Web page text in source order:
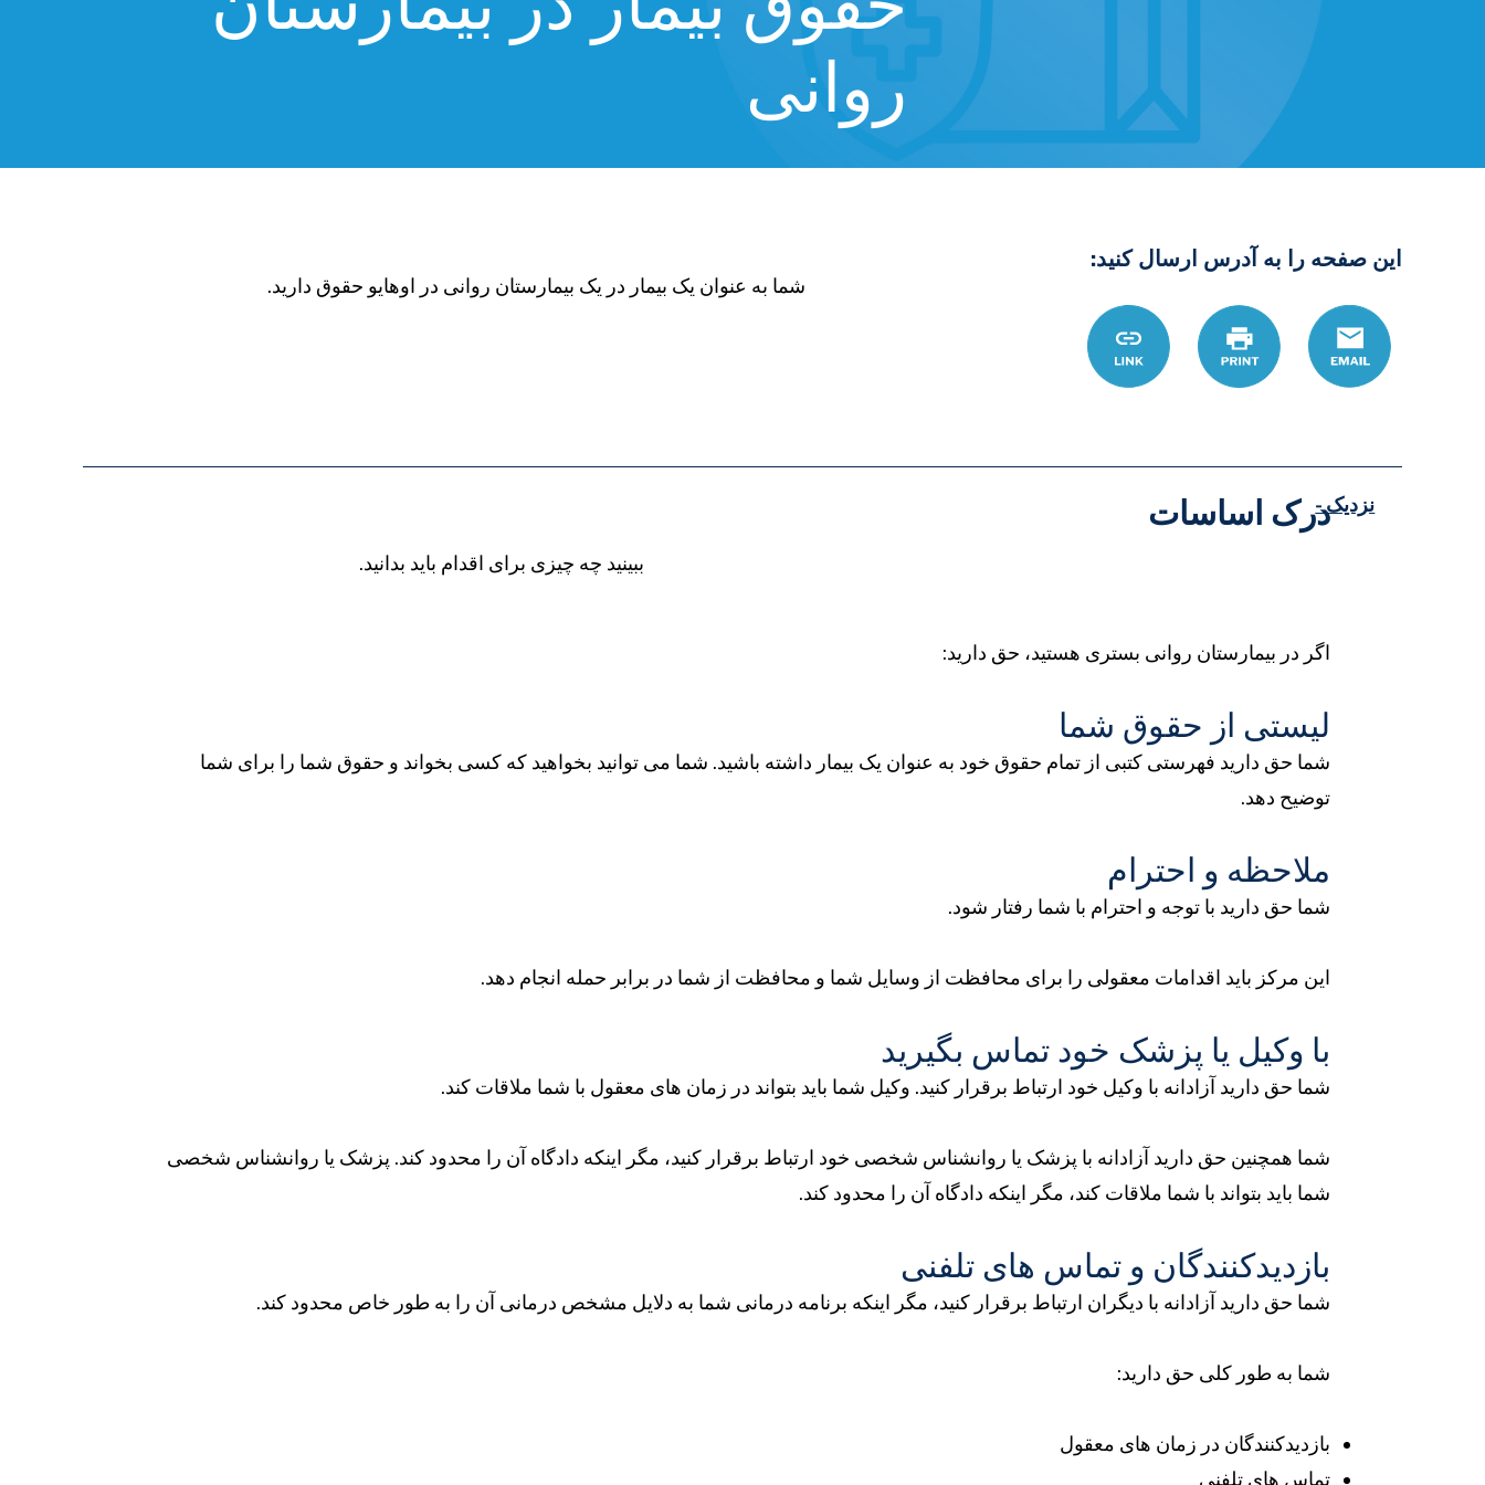
روانی
شما به عنوان یک بیمار در یک بیمارستان روانی در اوهایو حقوق دارید.
این صفحه را به آدرس ارسال کنید:
Email چاپ
%D8%A8%DB%8C%D9%85%D8%A7%D8%B1%D8%B3%D8%AA%D8%A7%D9%86-
%D8%B1%D9%88%D8%A7%D9%86-
%D8%AD%D9%82%D9%88%D9%82-
Link
درک اساسات
ببینید چه چیزی برای اقدام باید بدانید.
نزدیک -
اگر در بیمارستان روانی بستری هستید، حق دارید:
لیستی از حقوق شما
شما حق دارید فهرستی کتبی از تمام حقوق خود به عنوان یک بیمار داشته باشید. شما می توانید بخواهید که کسی بخواند و حقوق شما را برای شما
توضیح دهد.
ملاحظه و احترام
شما حق دارید با توجه و احترام با شما رفتار شود.
این مرکز باید اقدامات معقولی را برای محافظت از وسایل شما و محافظت از شما در برابر حمله انجام دهد.
با وکیل یا پزشک خود تماس بگیرید
شما حق دارید آزادانه با وکیل خود ارتباط برقرار کنید. وکیل شما باید بتواند در زمان های معقول با شما ملاقات کند.
شما همچنین حق دارید آزادانه با پزشک یا روانشناس شخصی خود ارتباط برقرار کنید، مگر اینکه دادگاه آن را محدود کند. پزشک یا روانشناس شخصی
شما باید بتواند با شما ملاقات کند، مگر اینکه دادگاه آن را محدود کند.
بازدیدکنندگان و تماس های تلفنی
شما حق دارید آزادانه با دیگران ارتباط برقرار کنید، مگر اینکه برنامه درمانی شما به دلایل مشخص درمانی آن را به طور خاص محدود کند.
شما به طور کلی حق دارید:
بازدیدکنندگان در زمان های معقول
تماس های تلفنی